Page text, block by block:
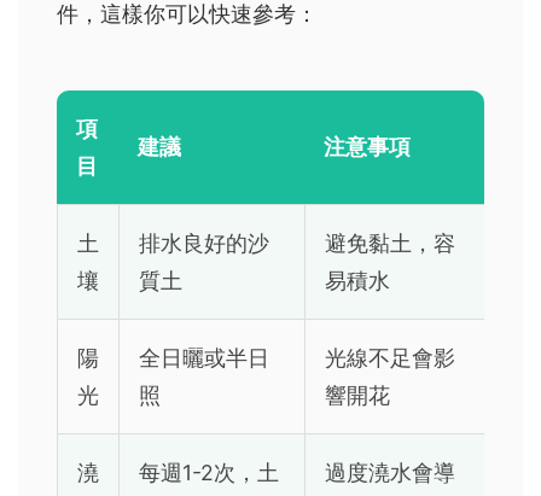
件，這樣你可以快速參考：
項
目
建議 注意事項
土
壤
排水良好的沙
質土
避免黏土，容
易積水
陽
光
全日曬或半日
照
光線不足會影
響開花
澆
每週1-2次，土
過度澆水會導